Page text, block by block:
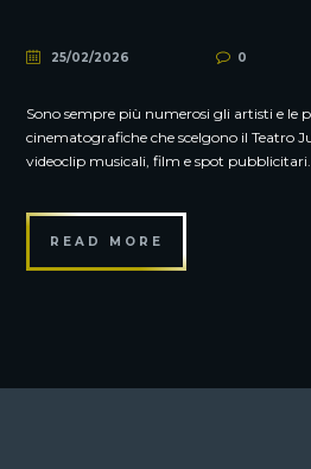
25/02/2026 0
Sono sempre più numerosi gli artisti e le
cinematografiche che scelgono il Teatro
videoclip musicali, film e spot
READ MORE